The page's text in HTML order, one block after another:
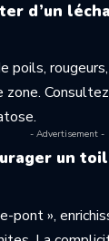
d’un
poils,
zone.
- Advertisement -
un
pont »,